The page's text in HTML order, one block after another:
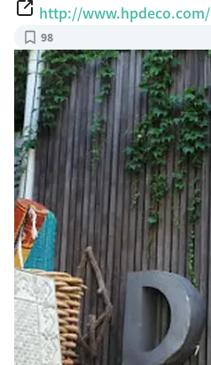
http://www.hpdeco.com/
98